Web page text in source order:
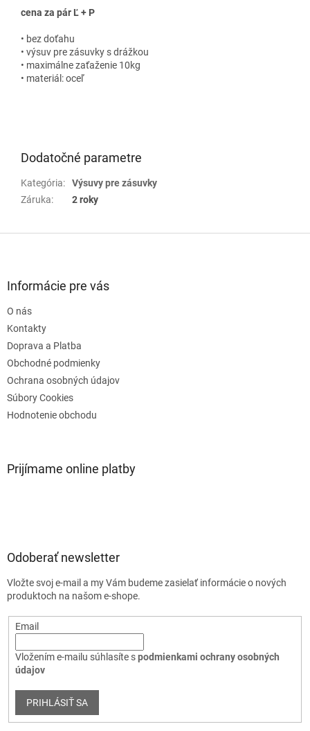
cena za pár Ľ + P
• bez doťahu
• výsuv pre zásuvky s drážkou
• maximálne zaťaženie 10kg
• materiál: oceľ
Dodatočné parametre
Kategória:
Výsuvy pre zásuvky
Záruka: 2 roky
Informácie pre vás
O nás
Kontakty
Doprava a Platba
Obchodné podmienky
Ochrana osobných údajov
Súbory Cookies
Hodnotenie obchodu
Prijímame online platby
Odoberať newsletter
Vložte svoj e-mail a my Vám budeme zasielať informácie o nových
produktoch na našom e-shope.
Email
Vložením e-mailu súhlasíte spodmienkami ochrany osobných
údajov
PRIHLÁSIŤ SA